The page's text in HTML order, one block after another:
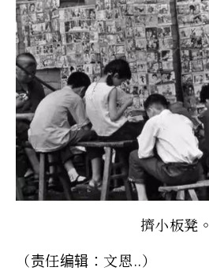
擠小板凳。
（责任编辑：文恩..）